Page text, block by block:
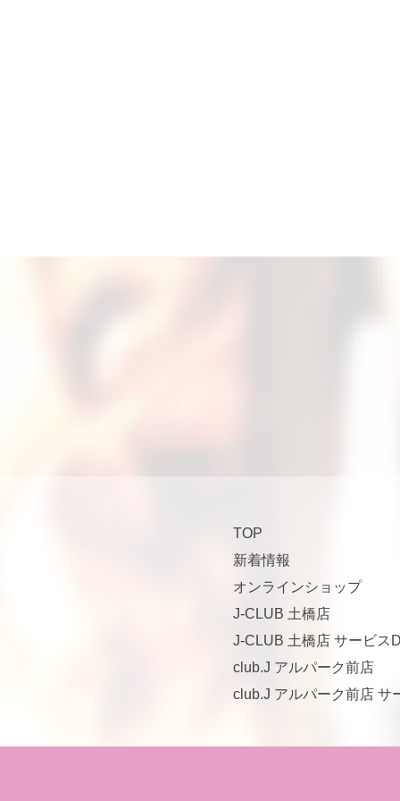
TOP
新着情報
オンラインショップ
J-CLUB 土橋店
J-CLUB 土橋店 サービス
club.J アルパーク前店
club.J アルパーク前店 サ